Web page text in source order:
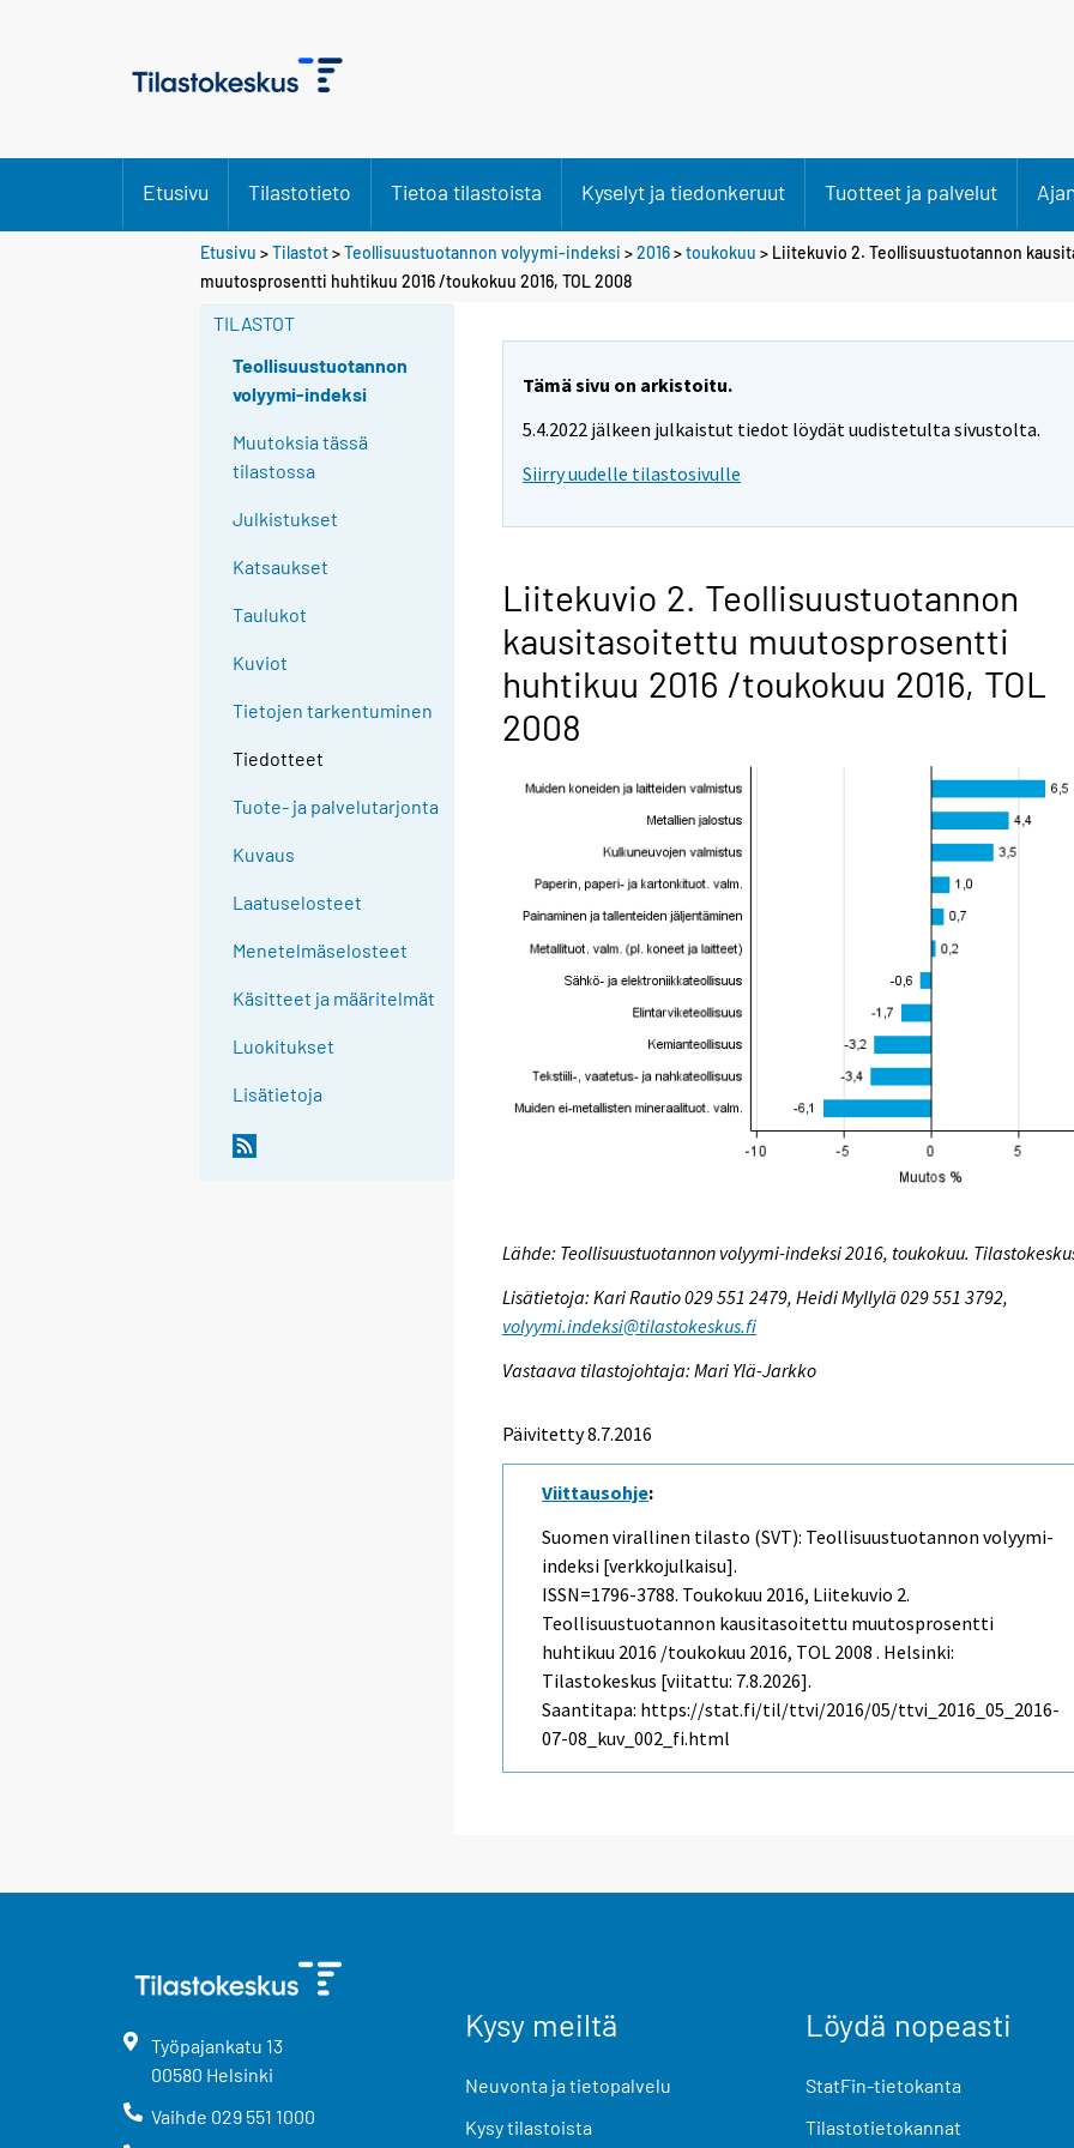
Etusivu Tilastotieto Tietoa tilastoista Kyselyt ja tiedonkeruut Tuotteet ja palvelut
Etusivu >Tilastot>Teollisuustuotannon volyymi-indeksi >2016>toukokuu > Liitekuvio 2. Teollisuustuotannon
muutosprosentti huhtikuu 2016 /toukokuu 2016, TOL 2008
TILASTOT
Teollisuustuotannon
volyymi-indeksi
Muutoksia tässä
tilastossa
Julkistukset
Katsaukset
Taulukot
Kuviot
Tietojen tarkentuminen
Tiedotteet
Tuote- ja palvelutarjonta
Kuvaus
Laatuselosteet
Menetelmäselosteet
Käsitteet ja määritelmät
Luokitukset
Lisätietoja
Tämä sivu on arkistoitu.
5.4.2022 jälkeen julkaistut tiedot löydät uudistetulta sivustolta.
Siirry uudelle tilastosivulle
Liitekuvio 2. Teollisuustuotannon
kausitasoitettu muutosprosentti
huhtikuu 2016 /toukokuu 2016, TOL
2008
Lähde: Teollisuustuotannon volyymi-indeksi 2016, toukokuu.
Lisätietoja: Kari Rautio 029 551 2479, Heidi Myllylä 029 551 3792,
volyymi.indeksi@tilastokeskus.fi
Vastaava tilastojohtaja: Mari Ylä-Jarkko
Päivitetty 8.7.2016
Viittausohje:
Suomen virallinen tilasto (SVT): Teollisuustuotannon volyymi-
indeksi [verkkojulkaisu].
ISSN=1796-3788. Toukokuu 2016, Liitekuvio 2.
Teollisuustuotannon kausitasoitettu muutosprosentti
huhtikuu 2016 /toukokuu 2016, TOL 2008 . Helsinki:
Tilastokeskus [viitattu: 7.8.2026].
Saantitapa: https://stat.fi/til/ttvi/2016/05/ttvi_2016_05_2016-
07-08_kuv_002_fi.html
Työpajankatu 13
00580 Helsinki
Vaihde 029 551 1000
Kysy meiltä
Neuvonta ja tietopalvelu
Kysy tilastoista
Löydä nopeasti
StatFin-tietokanta
Tilastotietokannat